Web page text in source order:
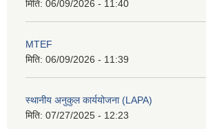
मिति: 06/09/2026 - 11:40
MTEF
मिति: 06/09/2026 - 11:39
स्थानीय अनुकुल कार्ययोजना (LAPA)
मिति: 07/27/2025 - 12:23